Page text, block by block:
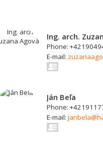
Ing. arch.
Phone:
E-mail:
Ján Beľa
Phone:
E-mail: